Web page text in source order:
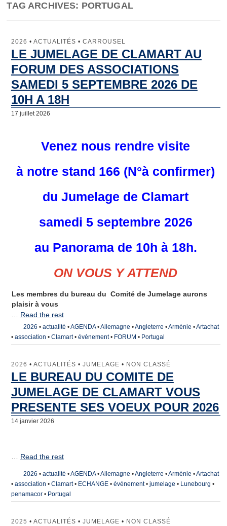
Lunebourg
North Lincolnshire
Majadahonda
Artachat
Qu’est-ce que le Comité de Jumelage de Clamart ?
Les domaines d’intervention
Les villes jumelles
Adhésion
Nous contacter
Le bureau
Inscription à la lettre d’Information
Formulaire de Contact
TAG ARCHIVES: PORTUGAL
2026 • ACTUALITÉS • CARROUSEL
LE JUMELAGE DE CLAMART AU
FORUM DES ASSOCIATIONS
SAMEDI 5 SEPTEMBRE 2026 DE
10H A 18H
17 juillet 2026
Venez nous rendre visite
à notre stand 166 (N°à confirmer)
du Jumelage de Clamart
samedi 5 septembre 2026
au Panorama de 10h à 18h.
ON VOUS Y ATTEND
Les membres du bureau du Comité de Jumelage aurons
plaisir à vous
… Read the rest
2026 • actualité •AGENDA•Allemagne •Angleterre •Arménie •Artachat
• association • Clamart• événement• FORUM • Portugal
2026 • ACTUALITÉS • JUMELAGE • NON CLASSÉ
LE BUREAU DU COMITE DE
JUMELAGE DE CLAMART VOUS
PRESENTE SES VOEUX POUR 2026
14 janvier 2026
… Read the rest
2026 • actualité •AGENDA•Allemagne •Angleterre •Arménie •Artachat
• association • Clamart• ECHANGE• événement• jumelage • Lunebourg •
penamacor• Portugal
2025 • ACTUALITÉS • JUMELAGE • NON CLASSÉ